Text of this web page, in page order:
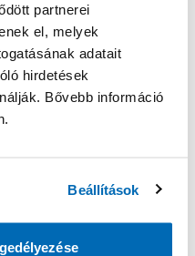
partnerei
el, melyek
adatait
hirdetések
Bővebb információ
Beállítások